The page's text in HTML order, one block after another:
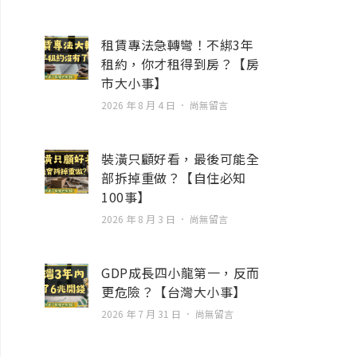
租賃專法急轉彎！不綁3年
租約，你才租得到房？【房
市大小事】
2026 年 8 月 4 日 尚無留言
裝潢只顧好看，最後可能全
部拆掉重做？【自住必知
100事】
2026 年 8 月 3 日 尚無留言
GDP成長四小龍第一，反而
更危險？【台灣大小事】
2026 年 7 月 31 日 尚無留言